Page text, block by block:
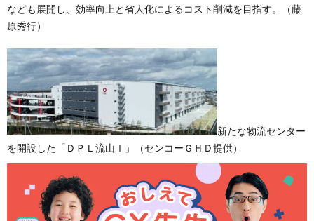
なども展開し、効率向上と省人化によるコスト削減を目指す。（藤
原秀行）
新たな物流センター
を開設した「ＤＰＬ流山Ⅰ」（センコーＧＨＤ提供）